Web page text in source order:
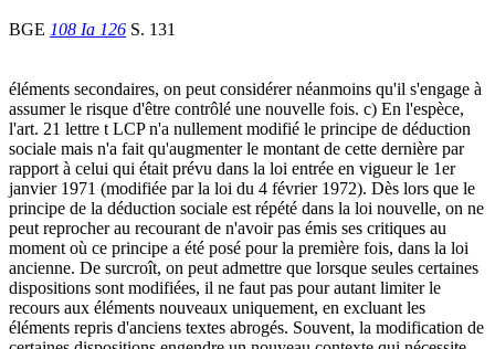
BGE 108 Ia 126 S. 131
éléments secondaires, on peut considérer néanmoins qu'il s'engage à
assumer le risque d'être contrôlé une nouvelle fois. c) En l'espèce,
l'art. 21 lettre t LCP n'a nullement modifié le principe de déduction
sociale mais n'a fait qu'augmenter le montant de cette dernière par
rapport à celui qui était prévu dans la loi entrée en vigueur le 1er
janvier 1971 (modifiée par la loi du 4 février 1972). Dès lors que le
principe de la déduction sociale est répété dans la loi nouvelle, on ne
peut reprocher au recourant de n'avoir pas émis ses critiques au
moment où ce principe a été posé pour la première fois, dans la loi
ancienne. De surcroît, on peut admettre que lorsque seules certaines
dispositions sont modifiées, il ne faut pas pour autant limiter le
recours aux éléments nouveaux uniquement, en excluant les
éléments repris d'anciens textes abrogés. Souvent, la modification de